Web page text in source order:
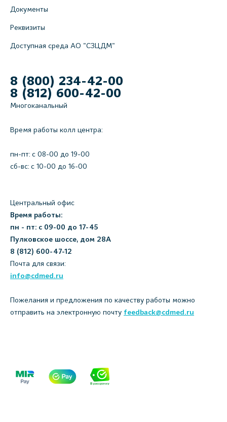
Документы
Реквизиты
Доступная среда АО "СЗЦДМ"
8 (800) 234-42-00
8 (812) 600-42-00
Многоканальный
Время работы колл центра:
пн-пт: c 08-00 до 19-00
сб-вс: с 10-00 до 16-00
Центральный офис
Время работы:
пн - пт: с 09-00 до 17-45
Пулковское шоссе, дом 28А
8 (812) 600-47-12
Почта для связи:
info@cdmed.ru
Пожелания и предложения по качеству работы можно
отправить на электронную почту feedback@cdmed.ru